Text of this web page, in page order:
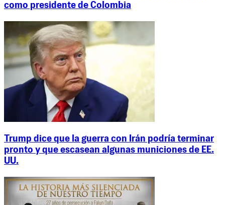
como presidente de Colombia
Trump dice que la guerra con Irán podría terminar
pronto y que escasean algunas municiones de EE.
UU.